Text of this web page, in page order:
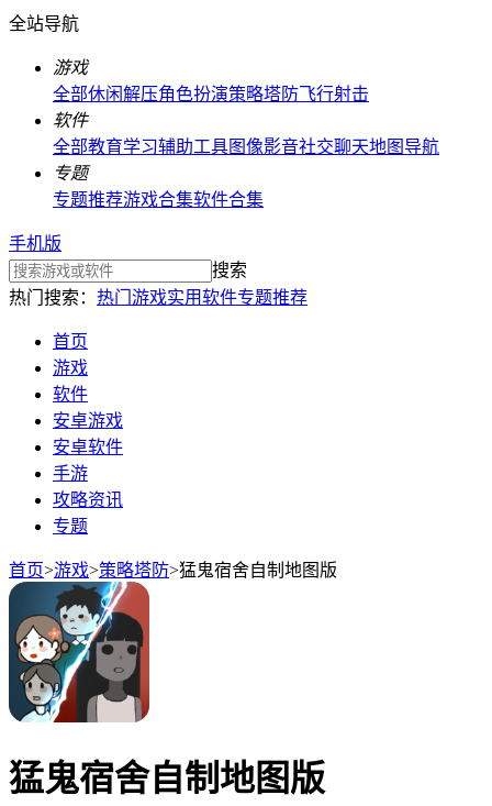
全站导航
游戏
全部休闲解压角色扮演策略塔防飞行射击
软件
全部教育学习辅助工具图像影音社交聊天地图导航
专题
专题推荐游戏合集软件合集
手机版
搜索
热门搜索： 热门游戏实用软件专题推荐
首页
游戏
软件
安卓游戏
安卓软件
手游
攻略资讯
专题
首页>游戏>策略塔防>猛鬼宿舍自制地图版
猛鬼宿舍自制地图版